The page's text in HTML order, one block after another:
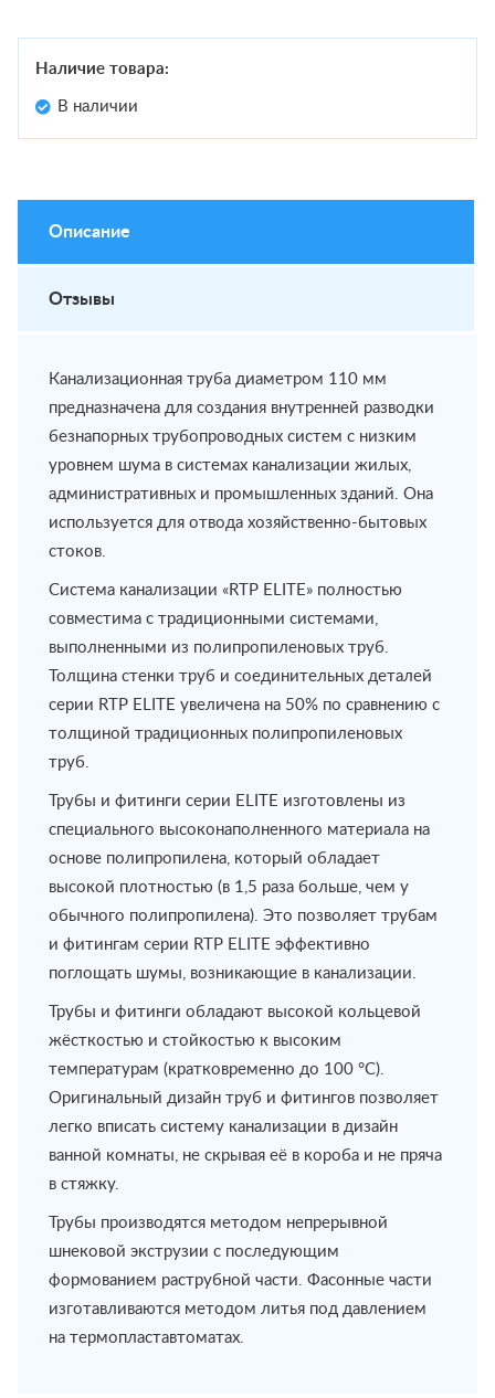
Наличие товара:
В наличии
Описание
Отзывы
Канализационная труба диаметром 110 мм
предназначена для создания внутренней разводки
безнапорных трубопроводных систем с низким
уровнем шума в системах канализации жилых,
административных и промышленных зданий. Она
используется для отвода хозяйственно-бытовых
стоков.
Система канализации «RTP ELITE» полностью
совместима с традиционными системами,
выполненными из полипропиленовых труб.
Толщина стенки труб и соединительных деталей
серии RTP ELITE увеличена на 50% по сравнению с
толщиной традиционных полипропиленовых
труб.
Трубы и фитинги серии ELITE изготовлены из
специального высоконаполненного материала на
основе полипропилена, который обладает
высокой плотностью (в 1,5 раза больше, чем у
обычного полипропилена). Это позволяет трубам
и фитингам серии RTP ELITE эффективно
поглощать шумы, возникающие в канализации.
Трубы и фитинги обладают высокой кольцевой
жёсткостью и стойкостью к высоким
температурам (кратковременно до 100 °С).
Оригинальный дизайн труб и фитингов позволяет
легко вписать систему канализации в дизайн
ванной комнаты, не скрывая её в короба и не пряча
в стяжку.
Трубы производятся методом непрерывной
шнековой экструзии с последующим
формованием раструбной части. Фасонные части
изготавливаются методом литья под давлением
на термопластавтоматах.